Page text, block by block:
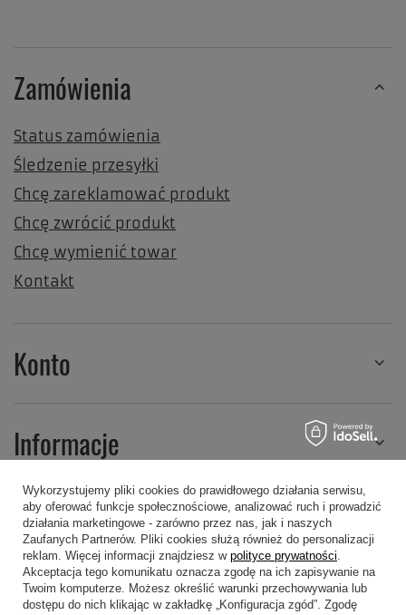
Zamówienia
Status zamówienia
Śledzenie przesyłki
Chcę zareklamować produkt
Chcę zwrócić produkt
Chcę wymienić towar
Kontakt
Konto
Informacje
Regulaminy
Wykorzystujemy pliki cookies do prawidłowego działania serwisu,
aby oferować funkcje społecznościowe, analizować ruch i prowadzić
działania marketingowe - zarówno przez nas, jak i naszych
Zaufanych Partnerów. Pliki cookies służą również do personalizacji
reklam. Więcej informacji znajdziesz w polityce prywatności.
Akceptacja tego komunikatu oznacza zgodę na ich zapisywanie na
Twoim komputerze. Możesz określić warunki przechowywania lub
dostępu do nich klikając w zakładkę „Konfiguracja zgód”. Zgodę